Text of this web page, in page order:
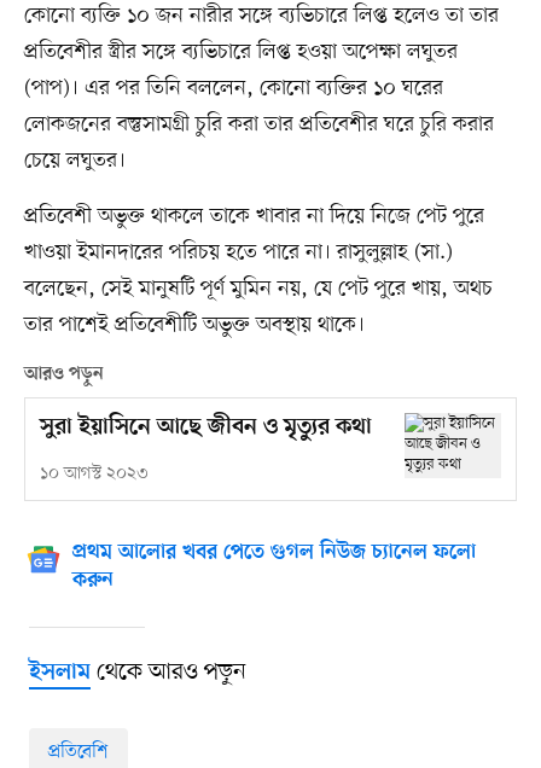
কোনো ব্যক্তি ১০ জন নারীর সঙ্গে ব্যভিচারে লিপ্ত হলেও তা তার
প্রতিবেশীর স্ত্রীর সঙ্গে ব্যভিচারে লিপ্ত হওয়া অপেক্ষা লঘুতর
(পাপ)। এর পর তিনি বললেন, কোনো ব্যক্তির ১০ ঘরের
লোকজনের বস্তুসামগ্রী চুরি করা তার প্রতিবেশীর ঘরে চুরি করার
চেয়ে লঘুতর।
প্রতিবেশী অভুক্ত থাকলে তাকে খাবার না দিয়ে নিজে পেট পুরে
খাওয়া ইমানদারের পরিচয় হতে পারে না। রাসুলুল্লাহ (সা.)
বলেছেন, সেই মানুষটি পূর্ণ মুমিন নয়, যে পেট পুরে খায়, অথচ
তার পাশেই প্রতিবেশীটি অভুক্ত অবস্থায় থাকে।
আরও পড়ুন
সুরা ইয়াসিনে আছে জীবন ও মৃত্যুর কথা
১০ আগস্ট ২০২৩
প্রথম আলোর খবর পেতে গুগল নিউজ চ্যানেল ফলো
করুন
ইসলামথেকে আরও পড়ুন
প্রতিবেশি